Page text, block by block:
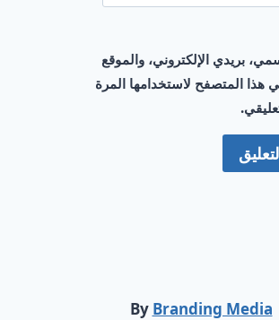
بريدي الإلكتروني، والموقع
هذا المتصفح لاستخدامها المرة
By Branding Media